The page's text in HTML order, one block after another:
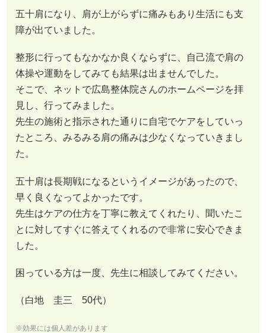
体操や運動をしてみても結果は出ませんでした。
そこで、ネットで広島整体院さんのホームページを拝
先生の施術と指示された通りに自宅でケアをしていっ
たところ、みるみる肩の痛みは少なくなっていきまし
た。
五十肩は長期戦になるというイメージがあったので、
早く良くなってよかったです。
先生はケアの仕方を丁寧に教えてくれたり、聞いたこ
した。
困っている方は一度、先生に相談してみてください。
（白地 圭三 50代）
※効果には個人差があります